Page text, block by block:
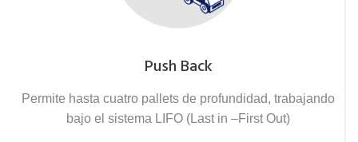
Push Back
Permite hasta cuatro pallets de profundidad, trabajando
bajo el sistema LIFO (Last in –First Out)